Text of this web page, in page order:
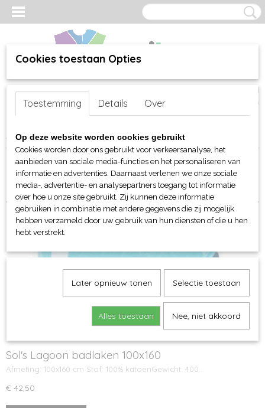
Inloggen Registreren
(0)
Home >webshop>Per merk >Sol's>Badlinnen
Sorteer op:
Sol's Lagoon badlaken 100x160
Afmeting: 100x160 cm Stof: 100% katoenGewicht: 400…
€ 42,50
Cookies toestaan Opties
Toestemming Details Over
Op deze website worden cookies gebruikt
Cookies worden door ons gebruikt voor verkeersanalyse, het
aanbieden van sociale media-functies en het personaliseren van
informatie en advertenties. Daarnaast verlenen we onze sociale
media-, advertentie- en analysepartners toegang tot informatie
over hoe u onze site gebruikt. Zij kunnen deze informatie
gebruiken in combinatie met andere gegevens die zij mogelijk
hebben verzameld door uw gebruik van hun diensten of die u hen
hebt verstrekt.
Later opnieuw tonen Selectie toestaan
Alles toestaan Nee, niet akkoord